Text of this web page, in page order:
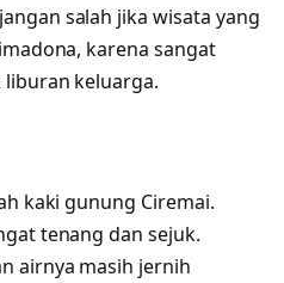
salah jika wisata yang
karena sangat
keluarga.
kaki gunung Ciremai.
tenang dan sejuk.
airnya masih jernih